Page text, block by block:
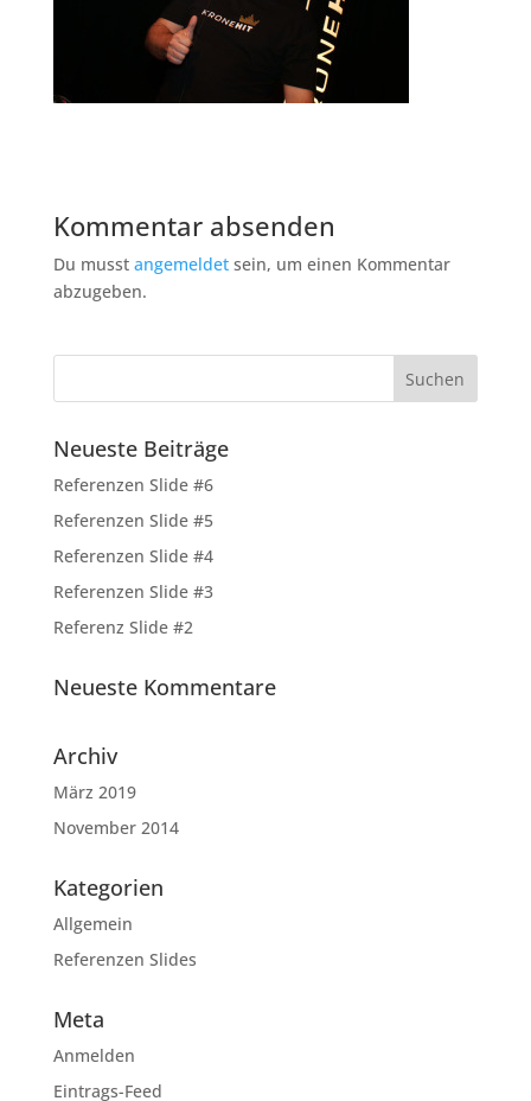
Kommentar absenden
Du musst angemeldetsein, um einen Kommentar
abzugeben.
Neueste Beiträge
Referenzen Slide #6
Referenzen Slide #5
Referenzen Slide #4
Referenzen Slide #3
Referenz Slide #2
Neueste Kommentare
Archiv
März 2019
November 2014
Kategorien
Allgemein
Referenzen Slides
Meta
Anmelden
Eintrags-Feed